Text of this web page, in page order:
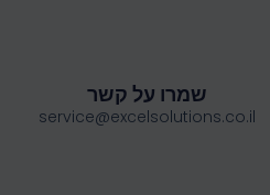
שמרו על קשר
service@excelsolutions.co.il